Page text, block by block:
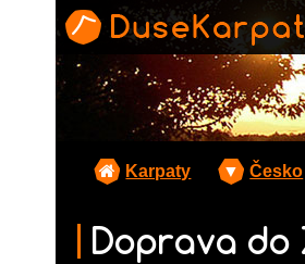
Karpaty ▼ Česko
Doprava